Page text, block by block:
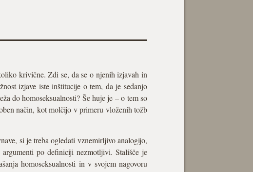
krivične. Zdi se, da se o njenih izjavah in
izjave iste inštitucije o tem, da je sedanjo
do homoseksualnosti? Še huje je – o tem so
način, kot molčijo v primeru vloženih tožb
si je treba ogledati vznemirljivo analogijo,
po definiciji nezmotljivi. Stališče je
homoseksualnosti in v svojem nagovoru